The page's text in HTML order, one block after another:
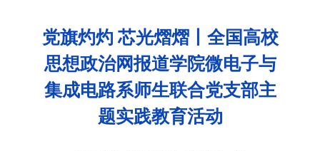
党旗灼灼 芯光熠熠丨全国高校
思想政治网报道学院微电子与
集成电路系师生联合党支部主
题实践教育活动